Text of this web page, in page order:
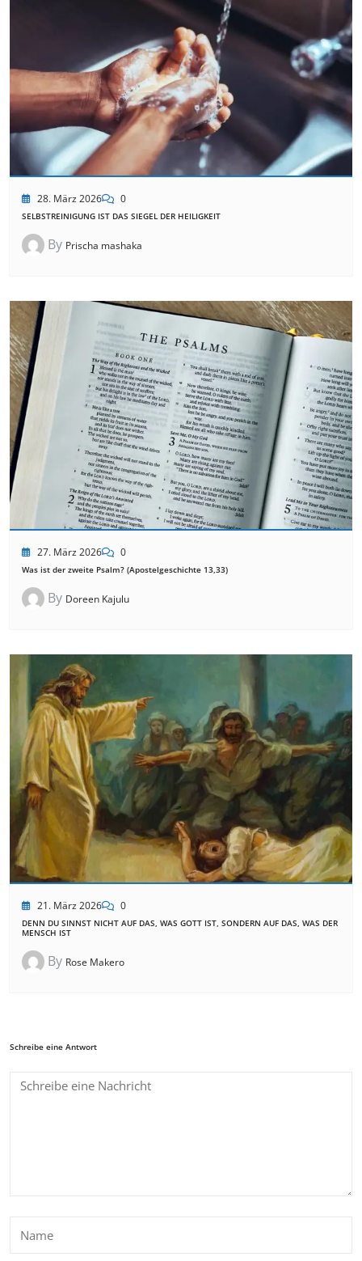
28. März 2026 0
SELBSTREINIGUNG IST DAS SIEGEL DER HEILIGKEIT
By Prischa mashaka
27. März 2026 0
Was ist der zweite Psalm? (Apostelgeschichte 13,33)
By Doreen Kajulu
21. März 2026 0
DENN DU SINNST NICHT AUF DAS, WAS GOTT IST, SONDERN AUF DAS, WAS DER
MENSCH IST
By Rose Makero
Schreibe eine Antwort